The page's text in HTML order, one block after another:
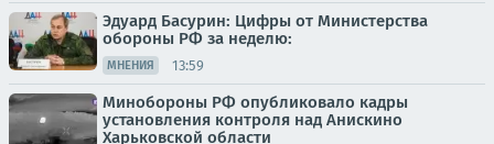
Эдуард Басурин: Цифры от Министерства
обороны РФ за неделю:
МНЕНИЯ 13:59
Минобороны РФ опубликовало кадры
установления контроля над Анискино
Харьковской области